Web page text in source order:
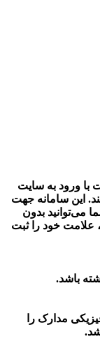
با ورود به سایت
این سامانه جهت
می‌توانید بدون
علامت خود را ثبت
باشد.
مدارک را